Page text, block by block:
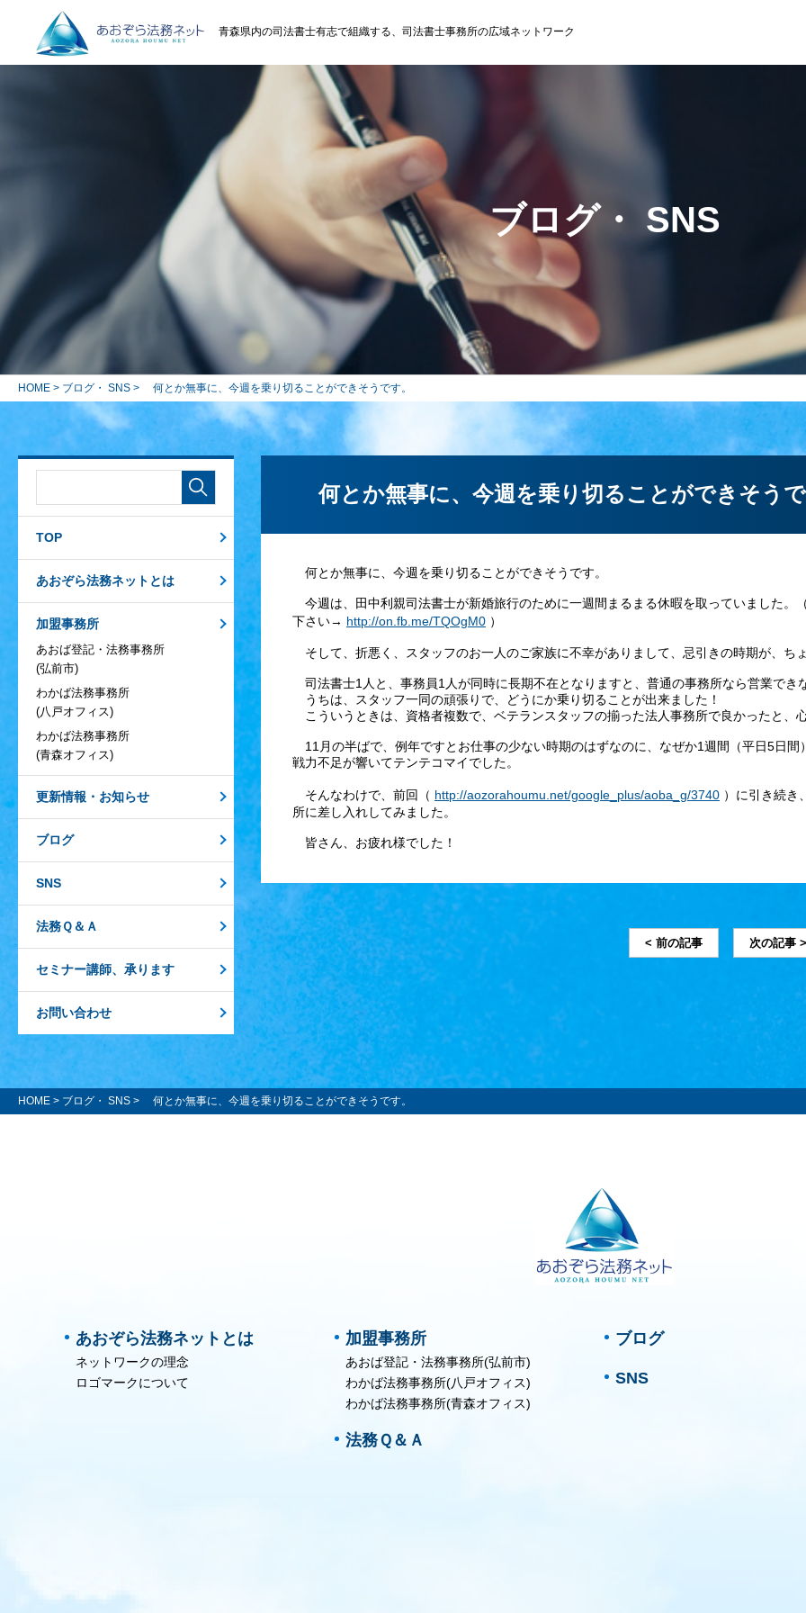
青森県内の司法書士有志で組織する、司法書士事務所の広域ネットワーク
ブログ・ SNS
HOME > ブログ・ SNS > 何とか無事に、今週を乗り切ることができそうです。
何とか無事に、今週を乗り切ることができそう
何とか無事に、今週を乗り切ることができそうです。
今週は、田中利親司法書士が新婚旅行のために一週間まるまる休暇を取っていました。
下さい→ http://on.fb.me/TQOgM0 ）
そして、折悪く、スタッフのお一人のご家族に不幸がありまして、忌引きの時期が、ち
司法書士1人と、事務員1人が同時に長期不在となりますと、普通の事務所なら営業で
うちは、スタッフ一同の頑張りで、どうにか乗り切ることが出来ました！
こういうときは、資格者複数で、ベテランスタッフの揃った法人事務所で良かったと、
11月の半ばで、例年ですとお仕事の少ない時期のはずなのに、なぜか1週間（平日5日
戦力不足が響いてテンテコマイでした。
そんなわけで、前回（ http://aozorahoumu.net/google_plus/aoba_g/3740 ）に引き続き
所に差し入れしてみました。
皆さん、お疲れ様でした！
< 前の記事 次の記事 >
TOP
あおぞら法務ネットとは
加盟事務所
あおば登記・法務事務所
(弘前市)
わかば法務事務所
(八戸オフィス)
わかば法務事務所
(青森オフィス)
更新情報・お知らせ
ブログ
SNS
法務Ｑ＆Ａ
セミナー講師、承ります
お問い合わせ
HOME > ブログ・ SNS > 何とか無事に、今週を乗り切ることができそうです。
あおぞら法務ネットとは
ネットワークの理念
ロゴマークについて
加盟事務所
あおば登記・法務事務所(弘前市)
わかば法務事務所(八戸オフィス)
わかば法務事務所(青森オフィス)
法務Ｑ＆Ａ
ブログ
SNS